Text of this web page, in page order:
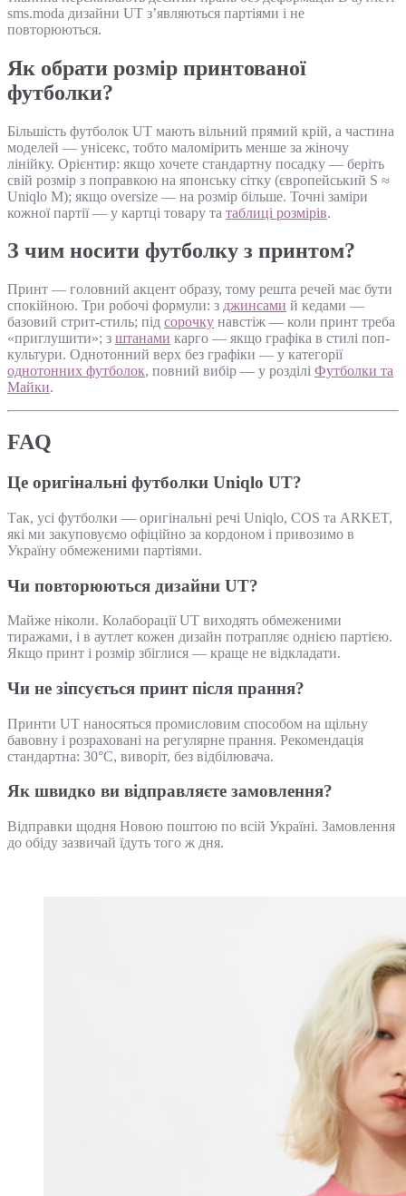
sms.moda дизайни UT з’являються партіями і не
повторюються.
Як обрати розмір принтованої
футболки?
Більшість футболок UT мають вільний прямий крій, а частина
моделей — унісекс, тобто маломірить менше за жіночу
лінійку. Орієнтир: якщо хочете стандартну посадку — беріть
свій розмір з поправкою на японську сітку (європейський S ≈
Uniqlo M); якщо oversize — на розмір більше. Точні заміри
кожної партії — у картці товару та таблиці розмірів.
З чим носити футболку з принтом?
Принт — головний акцент образу, тому решта речей має бути
спокійною. Три робочі формули: з джинсами й кедами —
базовий стрит-стиль; під сорочку навстіж — коли принт треба
«приглушити»; з штанами карго — якщо графіка в стилі поп-
культури. Однотонний верх без графіки — у категорії
однотонних футболок, повний вибір — у розділі Футболки та
Майки.
FAQ
Це оригінальні футболки Uniqlo UT?
Так, усі футболки — оригінальні речі Uniqlo, COS та ARKET,
які ми закуповуємо офіційно за кордоном і привозимо в
Україну обмеженими партіями.
Чи повторюються дизайни UT?
Майже ніколи. Колаборації UT виходять обмеженими
тиражами, і в аутлет кожен дизайн потрапляє однією партією.
Якщо принт і розмір збіглися — краще не відкладати.
Чи не зіпсується принт після прання?
Принти UT наносяться промисловим способом на щільну
бавовну і розраховані на регулярне прання. Рекомендація
стандартна: 30°C, виворіт, без відбілювача.
Як швидко ви відправляєте замовлення?
Відправки щодня Новою поштою по всій Україні. Замовлення
до обіду зазвичай їдуть того ж дня.